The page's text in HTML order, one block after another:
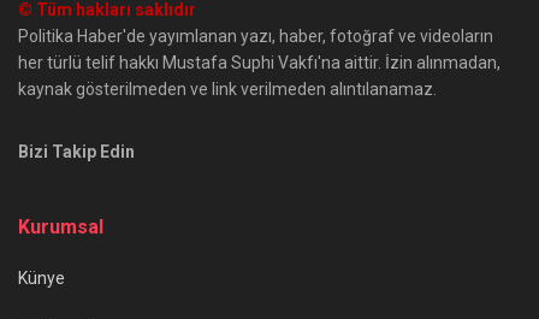
© Tüm hakları saklıdır
Politika Haber'de yayımlanan yazı, haber, fotoğraf ve videoların
her türlü telif hakkı Mustafa Suphi Vakfı'na aittir. İzin alınmadan,
kaynak gösterilmeden ve link verilmeden alıntılanamaz.
Bizi Takip Edin
Kurumsal
Künye